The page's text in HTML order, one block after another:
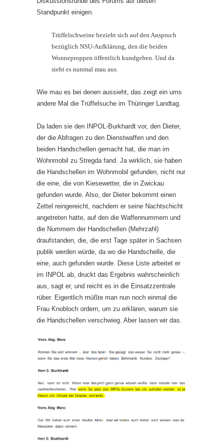
Standpunkt einigen.
Trüffelschweine bezieht sich auf den Anspruch
bezüglich NSU-Aufklärung, den die beiden
Wonneproppen öffentlich kundgeben. Und da
sieht es nunmal mau aus.
Wie mau es bei denen aussieht, das zeigt ein ums
andere Mal die Trüffelsuche im Thüringer Landtag.
Da laden sie den INPOL-Burkhardt vor, den Dieter,
der die Abfragen zu den Dienstwaffen und den
beiden Handschellen gemacht hat, die man im
Wohnmobil zu Stregda fand. Ja wirklich, sie haben
die Handschellen im Wohnmobil gefunden, nicht nur
die eine, die von Kiesewetter, die in Zwickau
gefunden wurde. Also, der Dieter bekommt einen
Zettel reingereicht, nachdem er seine Nachtschicht
angetreten hatte, auf den die Waffennummern und
die Nummern der Handschellen (Mehrzahl)
draufstanden, die, die erst Tage später in Sachsen
publik werden würde, da wo die Handschelle, die
eine, auch gefunden wurde. Diese Liste arbeitet er
im INPOL ab, druckt das Ergebnis wahrscheinlich
aus, sagt er, und reicht es in die Einsatzzentrale
rüber. Eigentlich müßte man nun noch einmal die
Frau Knobloch ordern, um zu erklären, warum sie
die Handschellen verschwieg. Aber lassen wir das.